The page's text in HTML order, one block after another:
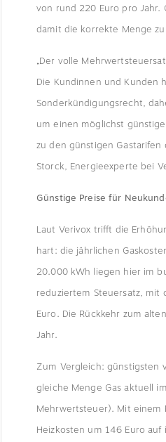
von rund 220 Euro pro
damit die korrekte Menge
„Der volle
Die Kundinnen und Kunden
Sonderkündigungsrecht,
um einen möglichst
zu den günstigen
Storck, Energieexperte bei
Günstige Preise für
Laut Verivox trifft die
hart: die jährlichen
20.000 kWh liegen hier im
reduziertem Steuersatz, mit
Euro. Die Rückkehr zum
Jahr.
Zum Vergleich: günstigsten
gleiche Menge Gas aktuell
Mehrwertsteuer). Mit einem
Heizkosten um 146 Euro